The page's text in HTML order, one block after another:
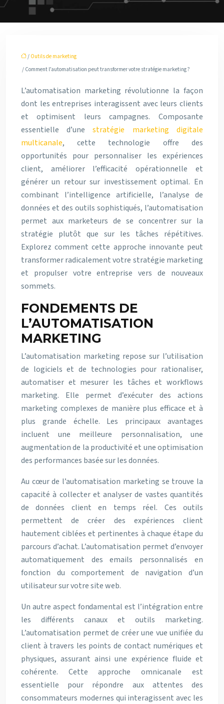
/ Outils de marketing
/ Comment l’automatisation peut transformer votre stratégie marketing ?
L’automatisation marketing révolutionne la façon
dont les entreprises interagissent avec leurs clients
et optimisent leurs campagnes. Composante
essentielle d’unestratégie marketing digitale
multicanale, cette technologie offre des
opportunités pour personnaliser les expériences
client, améliorer l’efficacité opérationnelle et
générer un retour sur investissement optimal. En
combinant l’intelligence artificielle, l’analyse de
données et des outils sophistiqués, l’automatisation
permet aux marketeurs de se concentrer sur la
stratégie plutôt que sur les tâches répétitives.
Explorez comment cette approche innovante peut
transformer radicalement votre stratégie marketing
et propulser votre entreprise vers de nouveaux
sommets.
FONDEMENTS DE
L’AUTOMATISATION
MARKETING
L’automatisation marketing repose sur l’utilisation
de logiciels et de technologies pour rationaliser,
automatiser et mesurer les tâches et workflows
marketing. Elle permet d’exécuter des actions
marketing complexes de manière plus efficace et à
plus grande échelle. Les principaux avantages
incluent une meilleure personnalisation, une
augmentation de la productivité et une optimisation
des performances basée sur les données.
Au cœur de l’automatisation marketing se trouve la
capacité à collecter et analyser de vastes quantités
de données client en temps réel. Ces outils
permettent de créer des expériences client
hautement ciblées et pertinentes à chaque étape du
parcours d’achat. L’automatisation permet d’envoyer
automatiquement des emails personnalisés en
fonction du comportement de navigation d’un
utilisateur sur votre site web.
Un autre aspect fondamental est l’intégration entre
les différents canaux et outils marketing.
L’automatisation permet de créer une vue unifiée du
client à travers les points de contact numériques et
physiques, assurant ainsi une expérience fluide et
cohérente. Cette approche omnicanale est
essentielle pour répondre aux attentes des
consommateurs modernes qui interagissent avec les